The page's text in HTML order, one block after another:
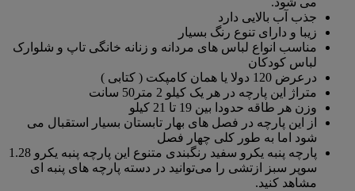
جذب آب بالایی دارد
زیبا و دارای تنوع رنگ بسیار
مناسب انواع لباس های مردانه و زنانه خانگی تاپ و شلوارک
لباس کودکان
درعرض 120 دولا یا همان کامپکت ( کتابی )
متراژ این پارچه در هر یک کیلو 2 متر50 سانت
وزن هر طاقه حدودا بین 19 تا 21 کیلو
از این پارچه در فصل های بهار تابستان بسیار استقبال می
شود اما به طور کلی چهار فصل
پارچه پنبه یکرو سفید رنگبندی متنوع این پارچه پنبه یکرو 1.28
سوپر سبز ازتشی را می‌توانید در دسته پارچه های پنبه ای
مشاهد کنید.